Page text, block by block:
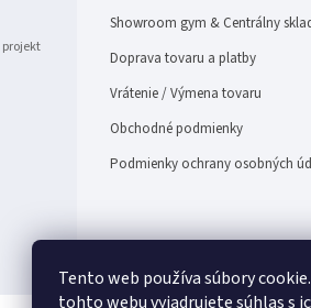
Tento web používa súbory
tohto webu vyjadrujete súhlas s
projekt
Showroom gym & Centrálny
Doprava tovaru a platby
Vrátenie / Výmena tovaru
Obchodné podmienky
Podmienky ochrany osobných